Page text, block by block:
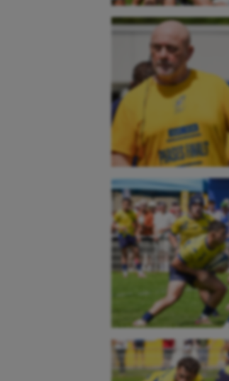
Boules lyonnaises
Canoë-kayak
Cerf Volant
Cheerleading
Course à pied
Crossfit
Cyclisme